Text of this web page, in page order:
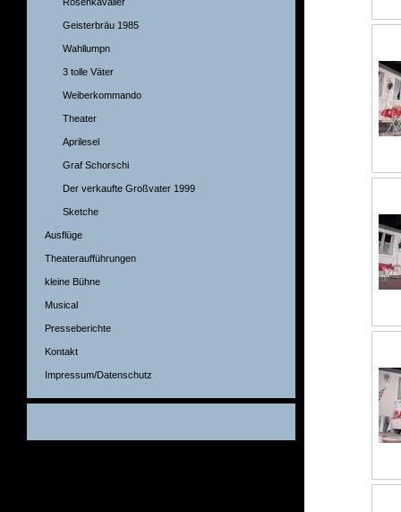
Geisterbräu 1985
Wahllumpn
3 tolle Väter
Weiberkommando
Theater
Aprilesel
Graf Schorschi
Der verkaufte Großvater 1999
Sketche
Ausflüge
Theateraufführungen
kleine Bühne
Musical
Presseberichte
Kontakt
Impressum/Datenschutz